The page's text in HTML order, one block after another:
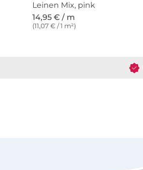
Leinen Mix, pink
14,95 € / m
(11,07 € / 1 m²)